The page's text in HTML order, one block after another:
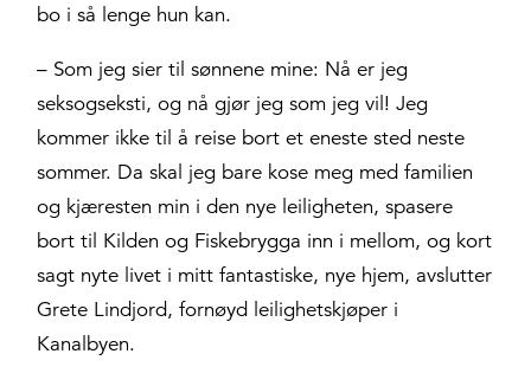
bo i så lenge hun kan.
– Som jeg sier til sønnene mine: Nå er jeg
seksogseksti, og nå gjør jeg som jeg vil! Jeg
kommer ikke til å reise bort et eneste sted neste
sommer. Da skal jeg bare kose meg med familien
og kjæresten min i den nye leiligheten, spasere
bort til Kilden og Fiskebrygga inn i mellom, og kort
sagt nyte livet i mitt fantastiske, nye hjem, avslutter
Grete Lindjord, fornøyd leilighetskjøper i
Kanalbyen.